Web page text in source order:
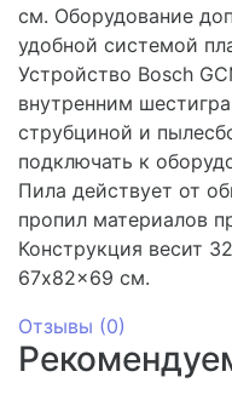
см. Оборудование
удобной системой
Устройство Bosch
внутренним
струбциной и
подключать к
Пила действует от
пропил материалов
Конструкция весит
67x82x69 см.
Отзывы (0)